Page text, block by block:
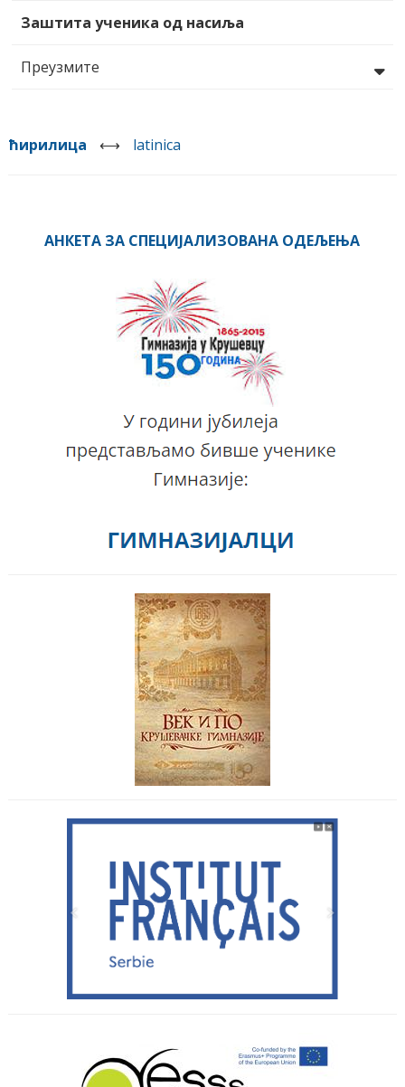
Заштита ученика од насиља
Преузмите
ћирилица ⟷ latinica
АНКЕТА ЗА СПЕЦИЈАЛИЗОВАНА ОДЕЉЕЊА